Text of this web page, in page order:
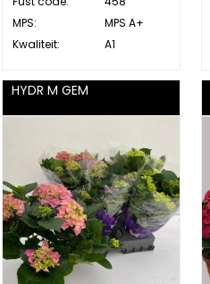
MPS:
MPS A+
Kwaliteit:
A1
HYDR M GEM